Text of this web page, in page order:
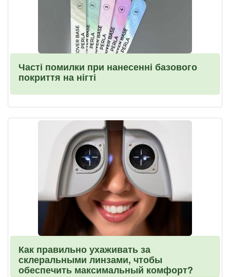
Часті помилки при нанесенні базового
покриття на нігті
Как правильно ухаживать за
склеральными линзами, чтобы
обеспечить максимальный комфорт?